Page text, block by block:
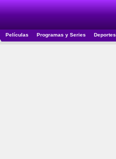
Películas Programas y Series Deportes